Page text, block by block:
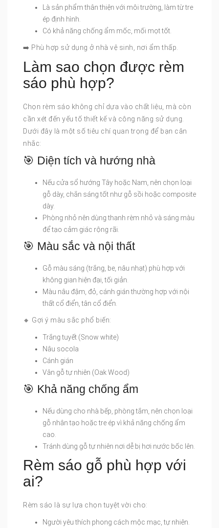
Là sản phẩm thân thiện với môi trường, làm từ tre
ép định hình.
Có khả năng chống ẩm mốc, mối mọt tốt.
➡️ Phù hợp sử dụng ở nhà vệ sinh, nơi ẩm thấp.
Làm sao chọn được rèm
sáo phù hợp?
Chọn rèm sáo không chỉ dựa vào chất liệu, mà còn
cần xét đến yếu tố thiết kế và công năng sử dụng.
Dưới đây là một số tiêu chí quan trọng để bạn cân
nhắc:
🎯 Diện tích và hướng nhà
Nếu cửa sổ hướng Tây hoặc Nam, nên chọn loại
gỗ dày, chắn sáng tốt như gỗ sồi hoặc composite
dày.
Phòng nhỏ nên dùng thanh rèm nhỏ và sáng màu
để tạo cảm giác rộng rãi.
🎯 Màu sắc và nội thất
Gỗ màu sáng (trắng, be, nâu nhạt) phù hợp với
không gian hiện đại, tối giản.
Màu nâu đậm, đỏ, cánh gián thường hợp với nội
thất cổ điển, tân cổ điển.
🔸 Gợi ý màu sắc phổ biến:
Trắng tuyết (Snow white)
Nâu socola
Cánh gián
Vân gỗ tự nhiên (Oak Wood)
🎯 Khả năng chống ẩm
Nếu dùng cho nhà bếp, phòng tắm, nên chọn loại
gỗ nhân tạo hoặc tre ép vì khả năng chống ẩm
cao.
Tránh dùng gỗ tự nhiên nơi dễ bị hơi nước bốc lên.
Rèm sáo gỗ phù hợp với
ai?
Rèm sáo là sự lựa chọn tuyệt vời cho:
Người yêu thích phong cách mộc mạc, tự nhiên.